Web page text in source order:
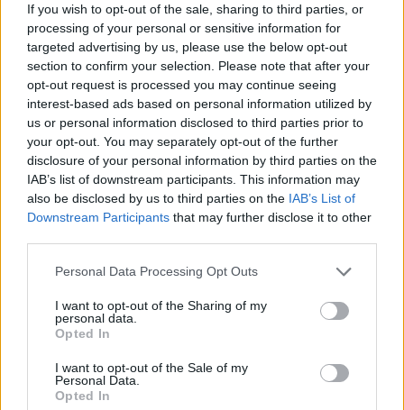
If you wish to opt-out of the sale, sharing to third parties, or
processing of your personal or sensitive information for
targeted advertising by us, please use the below opt-out
section to confirm your selection. Please note that after your
opt-out request is processed you may continue seeing
interest-based ads based on personal information utilized by
us or personal information disclosed to third parties prior to
your opt-out. You may separately opt-out of the further
disclosure of your personal information by third parties on the
IAB’s list of downstream participants. This information may
also be disclosed by us to third parties on the IAB’s List of
Downstream Participants that may further disclose it to other
Personal Data Processing Opt Outs
I want to opt-out of the Sharing of my
personal data.
Opted In
I want to opt-out of the Sale of my
Personal Data.
Opted In
Arrecife publica
el listado
provisional de la
adjudicación de
subvenciones al
transporte para
estudios reglados
fuera de la Isla
Lanzarote se
prepara para la
vigésimo octava
edición del
Rallye de Tierra
Isla de Los
Arrecife
varones por
presunto robo en
las instalaciones
del Consorcio del
Agua en la LZ
34